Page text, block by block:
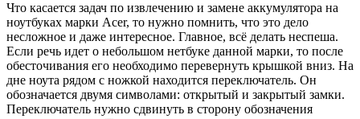
Что касается задач по извлечению и замене аккумулятора на
ноутбуках марки Aсer, то нужно помнить, что это дело
несложное и даже интересное. Главное, всё делать неспеша.
Если речь идет о небольшом нетбуке данной марки, то после
обесточивания его необходимо перевернуть крышкой вниз. На
дне ноута рядом с ножкой находится переключатель. Он
обозначается двумя символами: открытый и закрытый замки.
Переключатель нужно сдвинуть в сторону обозначения